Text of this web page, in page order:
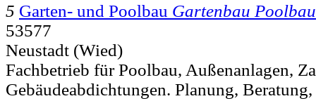
5 Garten- und Poolbau Gartenbau Poolbau
53577
Neustadt (Wied)
Fachbetrieb für Poolbau, Außenanlagen,
Gebäudeabdichtungen. Planung,